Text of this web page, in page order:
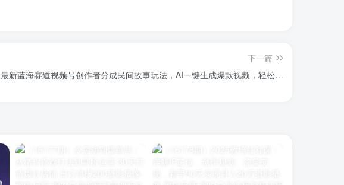
下一篇
最新蓝海赛道视频号创作者分成民间故事玩法，AI一键生成爆款视频，轻松…